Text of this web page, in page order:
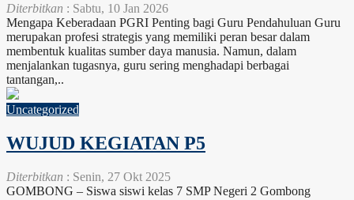
Diterbitkan : Sabtu, 10 Jan 2026
Mengapa Keberadaan PGRI Penting bagi Guru Pendahuluan Guru
merupakan profesi strategis yang memiliki peran besar dalam
membentuk kualitas sumber daya manusia. Namun, dalam
menjalankan tugasnya, guru sering menghadapi berbagai
tantangan,..
Uncategorized
WUJUD KEGIATAN P5
Diterbitkan : Senin, 27 Okt 2025
GOMBONG – Siswa siswi kelas 7 SMP Negeri 2 Gombong